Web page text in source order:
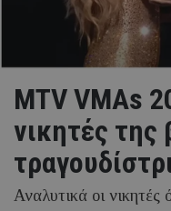
MTV VMAs
νικητές της
Αναλυτικά οι